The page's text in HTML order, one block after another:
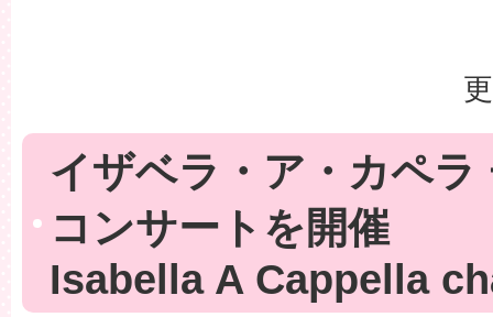
イザベラ・ア・カペラ
コンサートを開催
Isabella A Cappella